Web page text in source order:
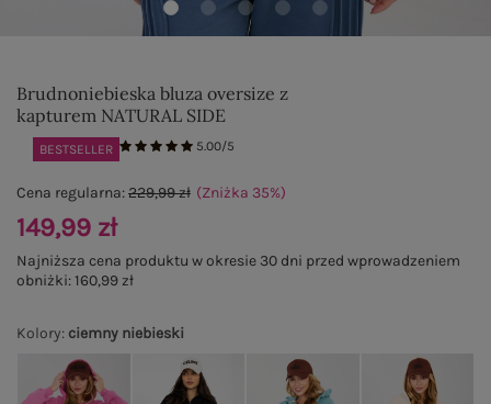
Brudnoniebieska bluza oversize z
kapturem NATURAL SIDE
BESTSELLER 5.00/5
Kolory: ciemny niebieski
Cena regularna:229,99 zł (Zniżka 35%)
149,99 zł
Najniższa cena produktu w okresie 30 dni przed wprowadzeniem
obniżki:160,99 zł